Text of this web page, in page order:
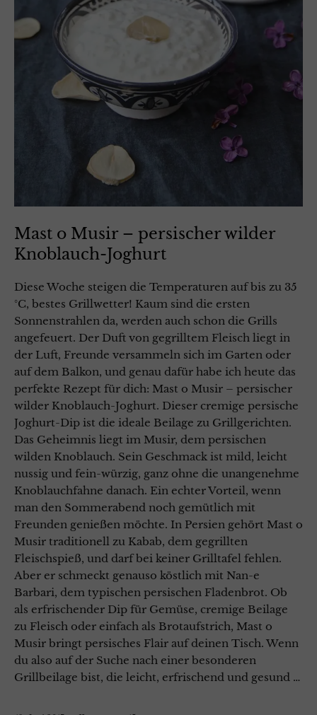
Mast o Musir – persischer wilder
Knoblauch-Joghurt
Diese Woche steigen die Temperaturen auf bis zu 35
°C, bestes Grillwetter! Kaum sind die ersten
Sonnenstrahlen da, werden auch schon die Grills
angefeuert. Der Duft von gegrilltem Fleisch liegt in
der Luft, Freunde versammeln sich im Garten oder
auf dem Balkon, und genau dafür habe ich heute das
perfekte Rezept für dich: Mast o Musir – persischer
wilder Knoblauch-Joghurt. Dieser cremige persische
Joghurt-Dip ist die ideale Beilage zu Grillgerichten.
Das Geheimnis liegt im Musir, dem persischen
wilden Knoblauch. Sein Geschmack ist mild, leicht
nussig und fein-würzig, ganz ohne die unangenehme
Knoblauchfahne danach. Ein echter Vorteil, wenn
man den Sommerabend noch gemütlich mit
Freunden genießen möchte. In Persien gehört Mast o
Musir traditionell zu Kabab, dem gegrillten
Fleischspieß, und darf bei keiner Grilltafel fehlen.
Aber er schmeckt genauso köstlich mit Nan-e
Barbari, dem typischen persischen Fladenbrot. Ob
als erfrischender Dip für Gemüse, cremige Beilage
zu Fleisch oder einfach als Brotaufstrich, Mast o
Musir bringt persisches Flair auf deinen Tisch. Wenn
du also auf der Suche nach einer besonderen
Grillbeilage bist, die leicht, erfrischend und gesund …